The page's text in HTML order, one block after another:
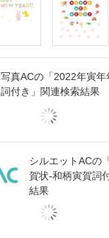
写真ACの「2022年寅
詞付き」関連検索結果
シルエットACの
賀状-和柄寅賀詞
結果